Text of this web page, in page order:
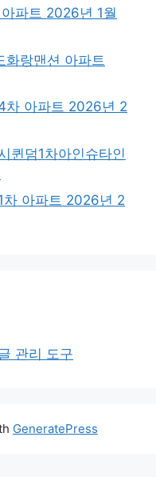
파트 2026년 1월
랑맨션 아파트
차 아파트 2026년 2
퀸덤1차아인슈타인
차 아파트 2026년 2
관리 도구
GeneratePress